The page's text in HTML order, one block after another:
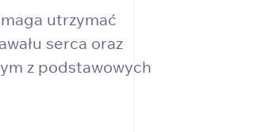
utrzymać
serca oraz
z podstawowych